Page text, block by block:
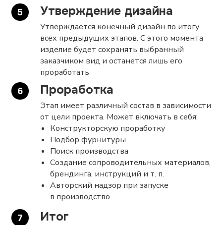
Утверждение дизайна
Утверждается конечный дизайн по итогу
всех предыдущих этапов. С этого момента
изделие будет сохранять выбранный
заказчиком вид и останется лишь его
проработать
Проработка
Этап имеет различный состав в зависимости
от цели проекта. Может включать в себя:
Конструкторскую проработку
Подбор фурнитуры
Поиск производства
Создание сопроводительных материалов,
брендинга, инструкций и т. п.
Авторский надзор при запуске
в производство
Итог